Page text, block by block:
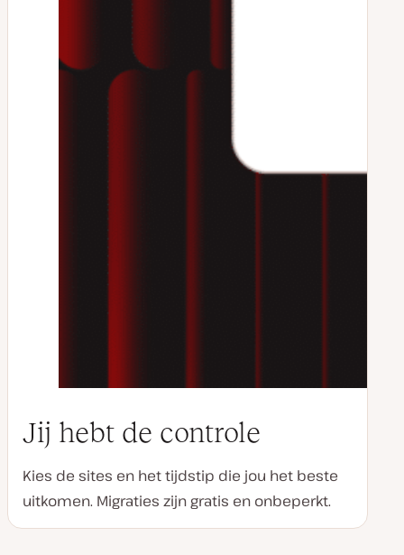
Jij hebt de controle
Kies de sites en het tijdstip die jou het beste
uitkomen. Migraties zijn gratis en onbeperkt.